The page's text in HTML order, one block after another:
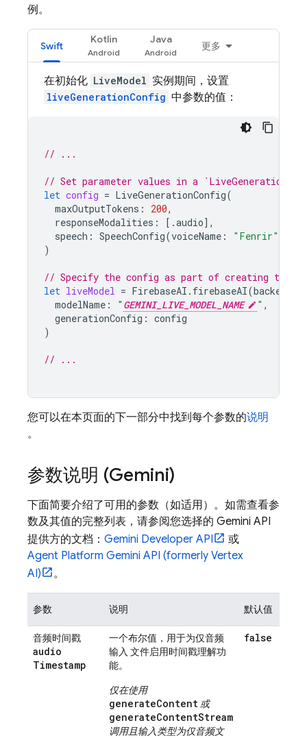
例。
Swift
Kotlin Java
更多
在初始化 LiveModel 实例期间，设置
liveGenerationConfig 中参数的值：
// ...
// Set parameter values in a
let config = LiveGenerationConfig(
maxOutputTokens : 200,
responseModalities : [.audio],
speech : SpeechConfig(voiceName : "Fenrir"
)
// Specify the config as part of creating the
let liveModel = FirebaseAI . firebaseAI(backend
modelName : " GEMINI_LIVE_MODEL_NAME " ,
generationConfig : config
)
// ...
您可以在本页面的下一部分中找到每个参数的说明
。
参数说明 (Gemini)
下面简要介绍了可用的参数（如适用）。如需查看参
数及其值的完整列表，请参阅您选择的 Gemini API
提供方的文档： Gemini Developer API
或
Agent Platform Gemini API (formerly Vertex
AI)
。
参数 说明 默认值
音频时间戳
audio
Timestamp
一个布尔值，用于为仅音频
输入 文件启用时间戳理解功
能。
仅在使用
generateContent或
generateContentStream
调用且输入类型为仅音频文
false